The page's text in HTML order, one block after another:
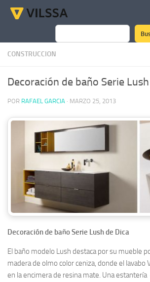
Saltar al contenido
Buscar
CONSTRUCCION
Decoración de baño Serie
POR RAFAEL GARCIA · MARZO 25, 2013
Decoración de baño Serie Lush de Dica
El baño modelo Lush destaca por su mueble
madera de olmo color ceniza, donde el lavabo
en la encimera de resina mate. Una estantería